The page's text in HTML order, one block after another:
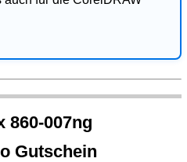
860-007ng
Gutschein